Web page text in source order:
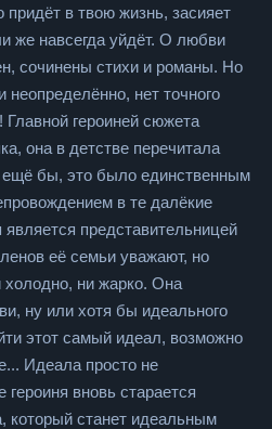
придёт в твою жизнь, засияет
же навсегда уйдёт. О любви
сочинены стихи и романы. Но
неопределённо, нет точного
Главной героиней сюжета
она в детстве перечитала
бы, это было единственным
в те далёкие
является представительницей
её семьи уважают, но
холодно, ни жарко. Она
ну или хотя бы идеального
этот самый идеал, возможно
Идеала просто не
вновь старается
который станет идеальным